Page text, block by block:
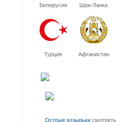
Белорусия Шри-Ланка
Турция Афганистан
Острые козырьки смотреть